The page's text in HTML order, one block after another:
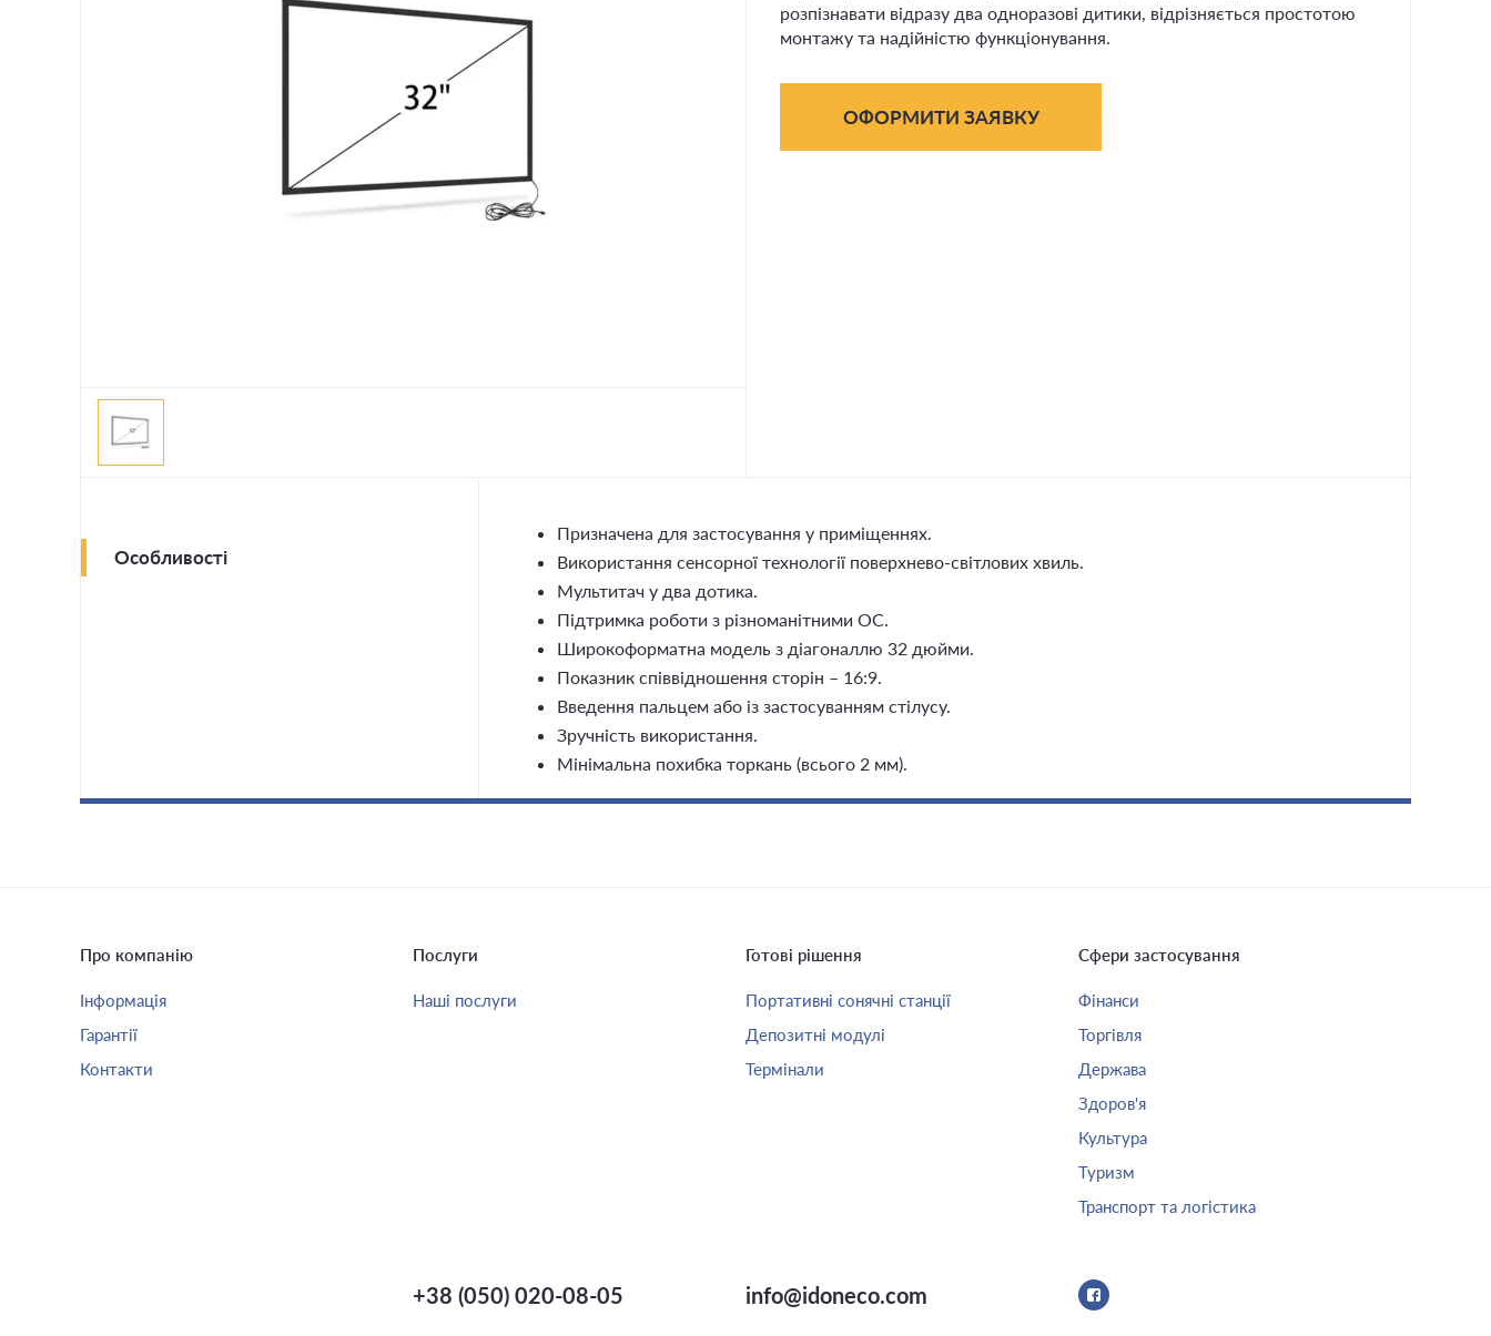
розпізнавати відразу два одноразові дитики, відрізняється простотою
монтажу та надійністю функціонування.
ОФОРМИТИ ЗАЯВКУ
Особливості
Призначена для застосування у приміщеннях.
Використання сенсорної технології поверхнево-світлових хвиль.
Мультитач у два дотика.
Підтримка роботи з різноманітними ОС.
Широкоформатна модель з діагоналлю 32 дюйми.
Показник співвідношення сторін – 16:9.
Введення пальцем або із застосуванням стілусу.
Зручність використання.
Мінімальна похибка торкань (всього 2 мм).
Про компанію
Інформація
Гарантії
Контакти
Послуги
Наші послуги
Готові рішення
Портативні сонячні станції
Депозитні модулі
Термінали
Сфери застосування
Фінанси
Торгівля
Держава
Здоров'я
Культура
Туризм
Транспорт та логістика
+38 (050) 020-08-05 info@idoneco.com